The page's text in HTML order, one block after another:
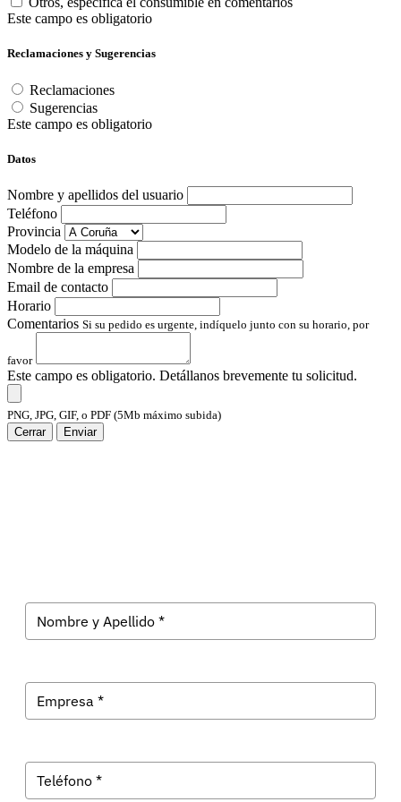
Este campo es obligatorio
Reclamaciones y Sugerencias
Reclamaciones
Sugerencias
Este campo es obligatorio
Datos
Nombre y apellidos del usuario
Teléfono
Provincia
Modelo de la máquina
Nombre de la empresa
Email de contacto
Horario
Comentarios Si su pedido es urgente, indíquelo junto con su horario, por
favor
Este campo es obligatorio. Detállanos brevemente tu solicitud.
PNG, JPG, GIF, o PDF (5Mb máximo subida)
Cerrar
Enviar